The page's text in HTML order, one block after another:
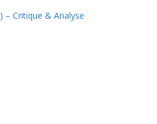
– Critique & Analyse